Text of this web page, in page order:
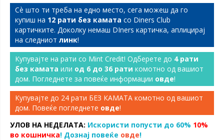
Сѐ што ти треба на едно место, сега можеш да го
купиш на 12 рати без камата со Diners Club
картичките. Доколку немаш DIners картичка, аплицирај
на следниот линк!
Купувајте на рати со Mint Credit! Одберете до 4 рати
без камата или од 6 до 36 рати комотно од вашиот
дом. Погледнете за повеќе информации овде!
Купувајте до 24 рати БЕЗ КАМАТА комотно од вашиот
дом. Повеќе погледнете овде!
УЛОВ НА НЕДЕЛАТА: Искористи попусти до 60% 10%
во кошничка! Дознај повеќе овде!